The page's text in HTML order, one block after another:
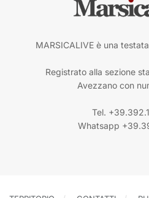
MARSICALIVE è una
Registrato alla sezione
Avezzano con
Tel.
Whatsapp